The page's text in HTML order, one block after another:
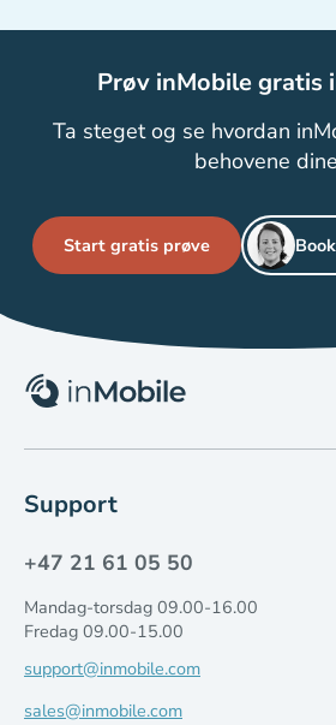
Prøv inMobile gratis
Ta steget og se hvordan
behovene
Start gratis prøve
Support
+47 21 61 05 50
Mandag-torsdag 09.00-16.00
Fredag 09.00-15.00
support@inmobile.com
sales@inmobile.com